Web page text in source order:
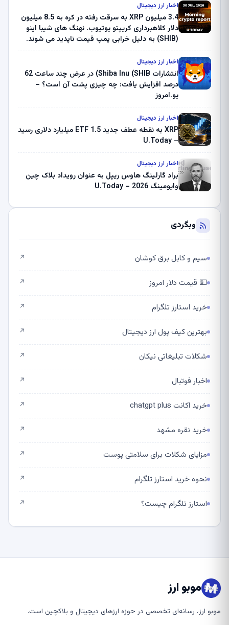
اخبار ارز دیجیتال
3.4 میلیون XRP به سرقت رفته در کره به 8.5 میلیون
دلار کلاهبرداری کریپتو یوتیوب. نهنگ های شیبا اینو
(SHIB) به دلیل خرابی پمپ قیمت ناپدید می شوند.
ثبت کرد – گزارش کریپتو صبح – U.Today
اخبار ارز دیجیتال
انتشارات Shiba Inu (SHIB) در عرض چند ساعت 62
درصد افزایش یافت: چه چیزی پشت آن است؟ –
یو.امروز
اخبار ارز دیجیتال
XRP به نقطه عطف جدید ETF 1.5 میلیارد دلاری رسید
– U.Today
اخبار ارز دیجیتال
براد گارلینگ هاوس ریپل به عنوان رویداد بلاک چین
وایومینگ 2026 – U.Today
وبگردی
سیم و کابل برق کوشان ↗
💵 قیمت دلار امروز ↗
خرید استارز تلگرام ↗
بهترین کیف پول ارز دیجیتال ↗
شکلات تبلیغاتی نیکان ↗
اخبار فوتبال ↗
خرید اکانت chatgpt plus ↗
خرید نقره مشهد ↗
مزایای شکلات برای سلامتی پوست ↗
نحوه خرید استارز تلگرام ↗
استارز تلگرام چیست؟ ↗
موبو ارز
موبو ارز، رسانه‌ای تخصصی در حوزه ارزهای دیجیتال و بلاکچین است.